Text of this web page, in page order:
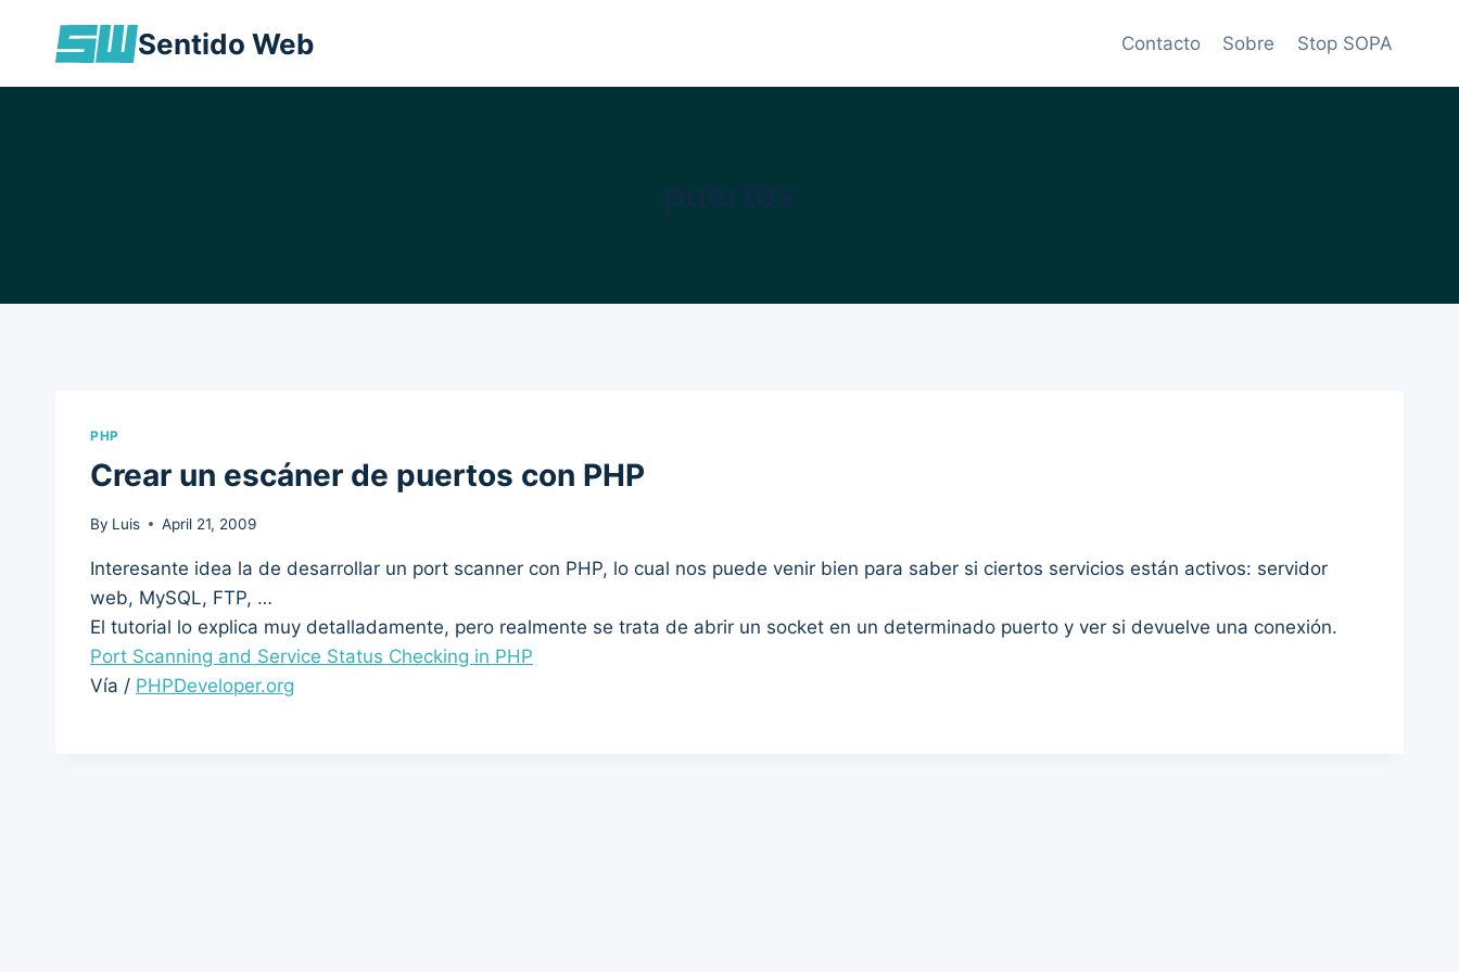
Sentido Web Contacto Sobre Stop SOPA
PHP
Crear un escáner de puertos con PHP
By Luis April 21, 2009
Interesante idea la de desarrollar un port scanner con PHP, lo cual nos puede venir bien para saber si ciertos servicios están activos: servidor
web, MySQL, FTP, …
El tutorial lo explica muy detalladamente, pero realmente se trata de abrir un socket en un determinado puerto y ver si devuelve una conexión.
Port Scanning and Service Status Checking in PHP
Vía / PHPDeveloper.org